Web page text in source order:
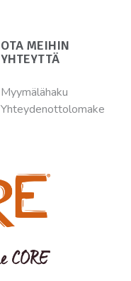
OTA MEIHIN
YHTEYTTÄ
Myymälähaku
Yhteydenottolomake